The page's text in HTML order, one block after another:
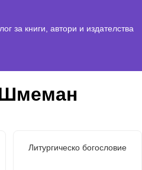
за книги, автори и издателства
Литургическо богословие